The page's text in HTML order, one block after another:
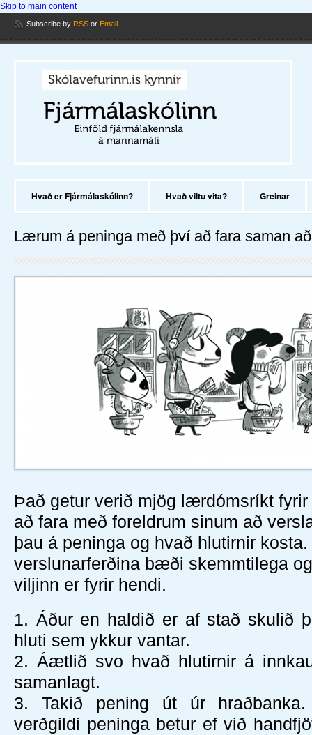
Skip to main content
Subscribe by RSS or Email
Hvað er Fjármálaskólinn? Hvað viltu vita? Greinar
Lærum á peninga með því að fara saman
Það getur verið mjög lærdómsríkt fyrir
að fara með foreldrum sinum að
þau á peninga og hvað hlutirnir
verslunarferðina bæði skemmtilega
viljinn er fyrir hendi.
1. Áður en haldið er af stað skulið
hluti sem ykkur vantar.
2. Áætlið svo hvað hlutirnir á
samanlagt.
3.
Takið pening út úr
verðgildi peninga betur ef við